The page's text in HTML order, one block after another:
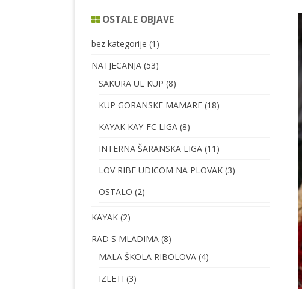
OSTALE OBJAVE
bez kategorije (1)
NATJECANJA (53)
SAKURA UL KUP (8)
KUP GORANSKE MAMARE (18)
KAYAK KAY-FC LIGA (8)
INTERNA ŠARANSKA LIGA (11)
LOV RIBE UDICOM NA PLOVAK (3)
OSTALO (2)
KAYAK (2)
RAD S MLADIMA (8)
MALA ŠKOLA RIBOLOVA (4)
IZLETI (3)